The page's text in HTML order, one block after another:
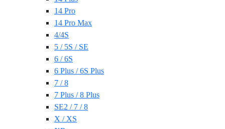
14 Pro
14 Pro Max
4/4S
5 / 5S / SE
6 / 6S
6 Plus / 6S Plus
7 / 8
7 Plus / 8 Plus
SE2 / 7 / 8
X / XS